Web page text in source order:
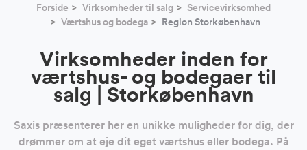
Forside Virksomheder til salg
Servicevirksomhed
Værtshus og bodega
Region Storkøbenhavn
Virksomheder inden for
værtshus- og bodegaer til
salg | Storkøbenhavn
Saxis præsenterer her en unikke muligheder for dig, der
drømmer om at eje dit eget værtshus eller bodega. På